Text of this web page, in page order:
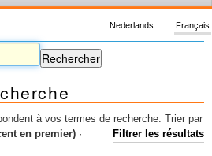
Français
Nederlands
à vos termes de recherche.
Filtrer les résultats
Trier par
en premier) ·